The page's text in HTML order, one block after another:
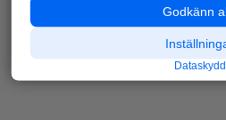
Godkänn
Dataskydd